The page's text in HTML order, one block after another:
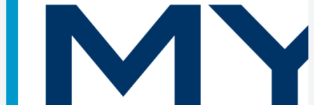
konusunda gerekli bilgi ve becerilere sahip olabilirsiniz.
Kocaeli Mesleki Eğitim Merkezi: Kocaeli Mesleki Eğitim
Merkezi, forklift operatörlüğü kurslarıyla tanınan bir
kurumdur. Nitelikli eğitmen kadrosu ve modern eğitim
ekipmanları ile öğrencilere kapsamlı bir eğitim sunmaktadır.
Forklift kullanımıyla ilgili teorik ve pratik becerilerinizi
geliştirmenize yardımcı olurlar.
Kocaeli Ticaret Odası: Kocaeli Ticaret Odası, forklift